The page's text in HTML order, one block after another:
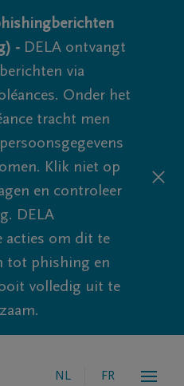
- DELA ontvangt
via
Onder het
tracht men
Klik niet op
en controleer
DELA
acties om dit te
tot phishing en
volledig uit te
NL FR